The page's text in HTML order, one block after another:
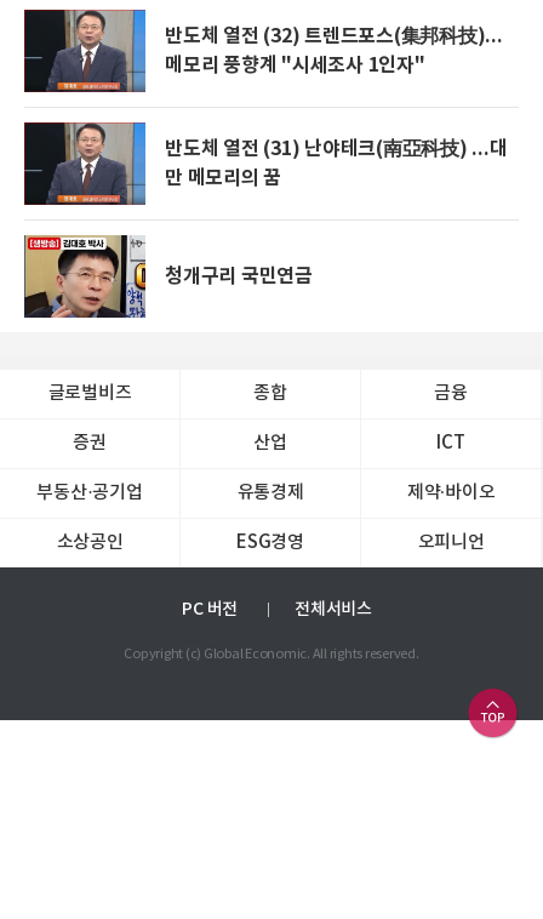
반도체 열전 (32) 트렌드포스(集邦科技)...
메모리 풍향계 "시세조사 1인자"
반도체 열전 (31) 난야테크(南亞科技) ...대
만 메모리의 꿈
청개구리 국민연금
글로벌비즈 종합 금융
증권 산업 ICT
부동산·공기업 유통경제 제약∙바이오
소상공인 ESG경영 오피니언
PC 버전 전체서비스
Copyright (c) Global Economic. All rights reserved.